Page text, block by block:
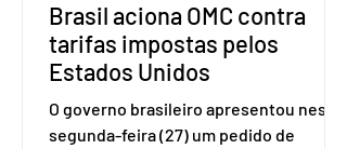
Brasil aciona OMC contra
tarifas impostas pelos
Estados Unidos
O governo brasileiro apresentou nesta
segunda-feira (27) um pedido de